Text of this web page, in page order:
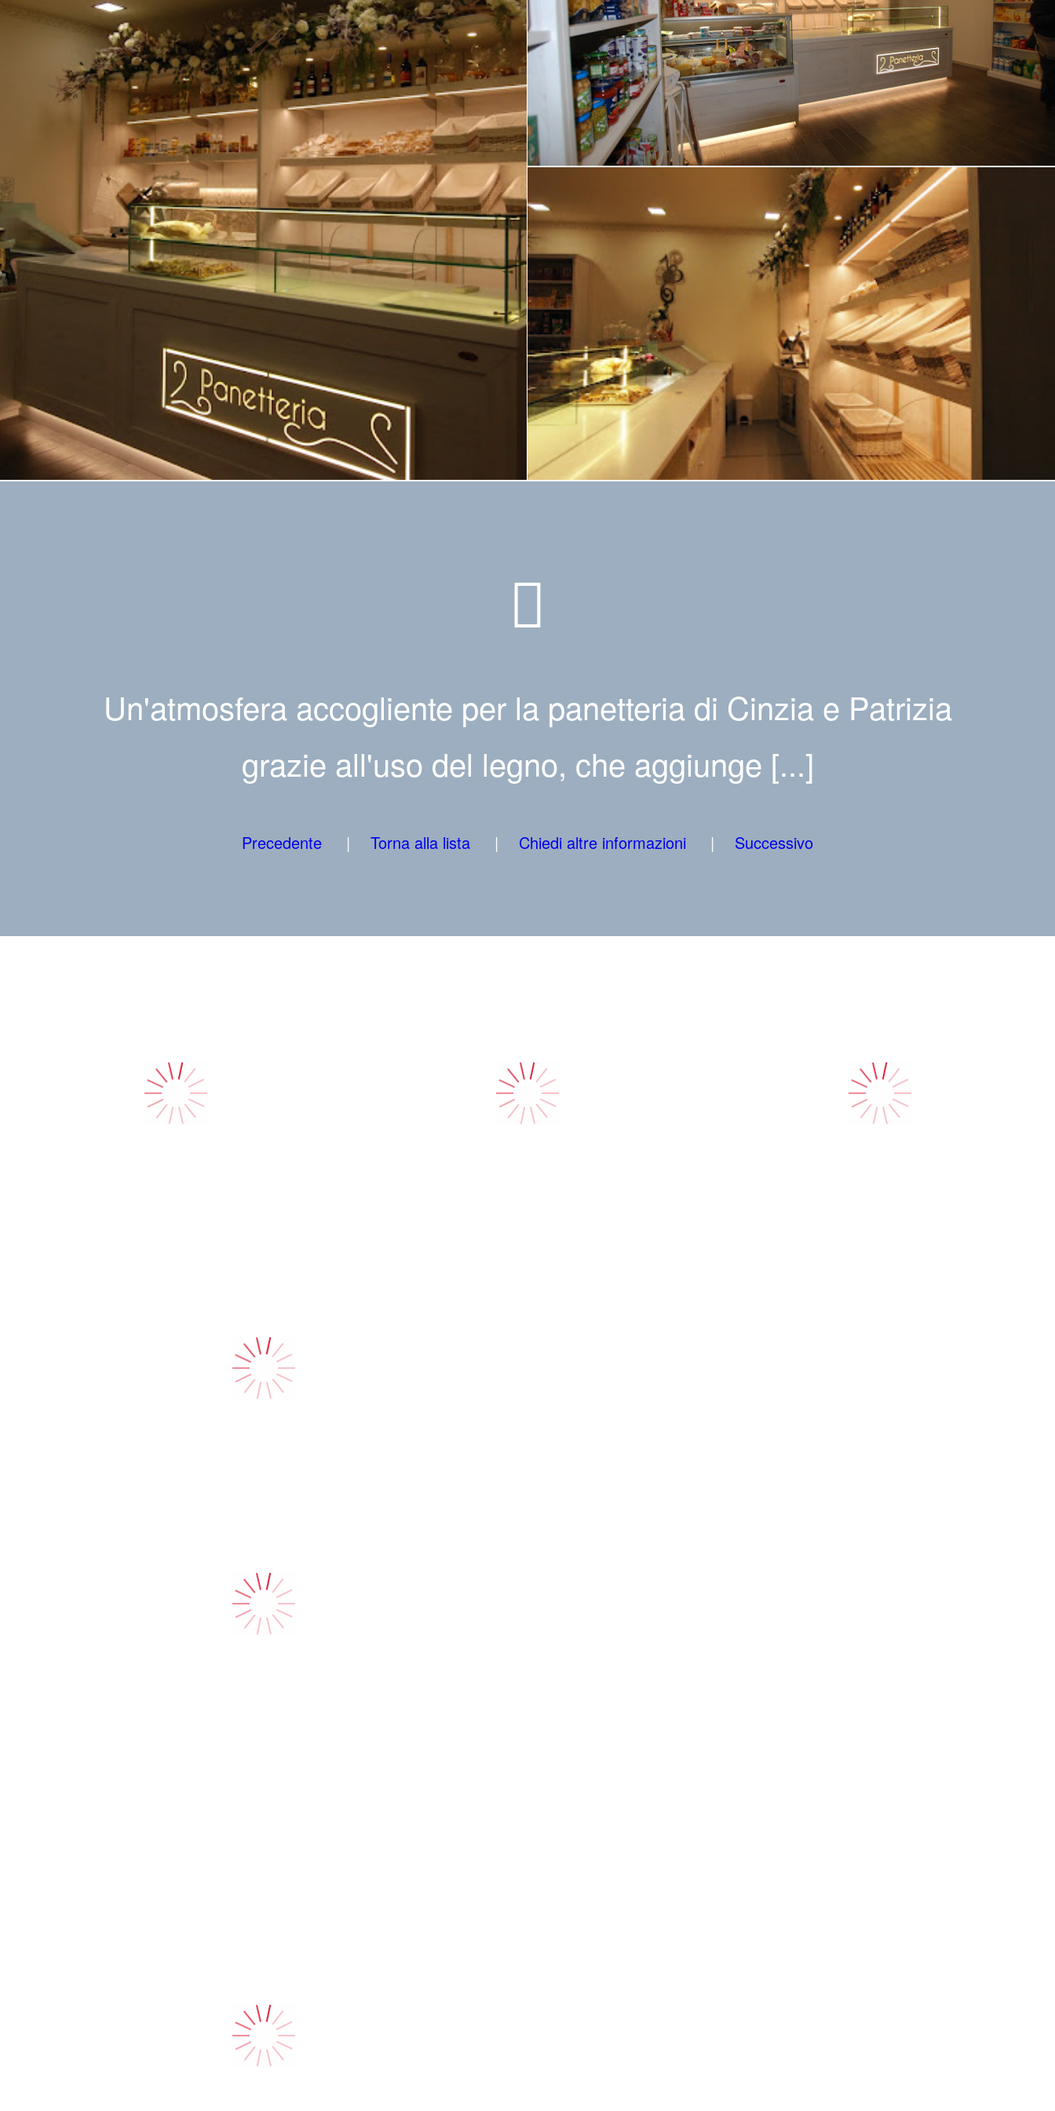
Un'atmosfera accogliente per la panetteria di Cinzia e Patrizia
grazie all'uso del legno, che aggiunge [...]
Precedente Torna alla lista Chiedi altre informazioni Successivo